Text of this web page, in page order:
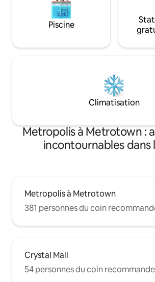
Piscine
Climatisation
Metropolis à Metrotown :
incontournables dans
Metropolis à Metrotown
381 personnes du coin
Crystal Mall
54 personnes du coin